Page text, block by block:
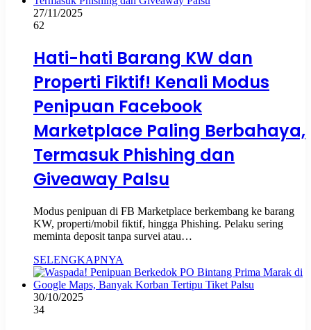
27/11/2025
62
Hati-hati Barang KW dan
Properti Fiktif! Kenali Modus
Penipuan Facebook
Marketplace Paling Berbahaya,
Termasuk Phishing dan
Giveaway Palsu
Modus penipuan di FB Marketplace berkembang ke barang
KW, properti/mobil fiktif, hingga Phishing. Pelaku sering
meminta deposit tanpa survei atau…
SELENGKAPNYA
30/10/2025
34